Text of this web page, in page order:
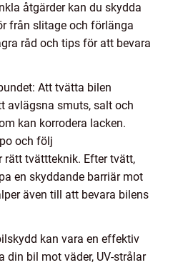
åtgärder kan du skydda
från slitage och förlänga
råd och tips för att bevara
Att tvätta bilen
avlägsna smuts, salt och
kan korrodera lacken.
och följ
rätt tvättteknik. Efter tvätt,
en skyddande barriär mot
även till att bevara bilens
kan vara en effektiv
din bil mot väder, UV-strålar